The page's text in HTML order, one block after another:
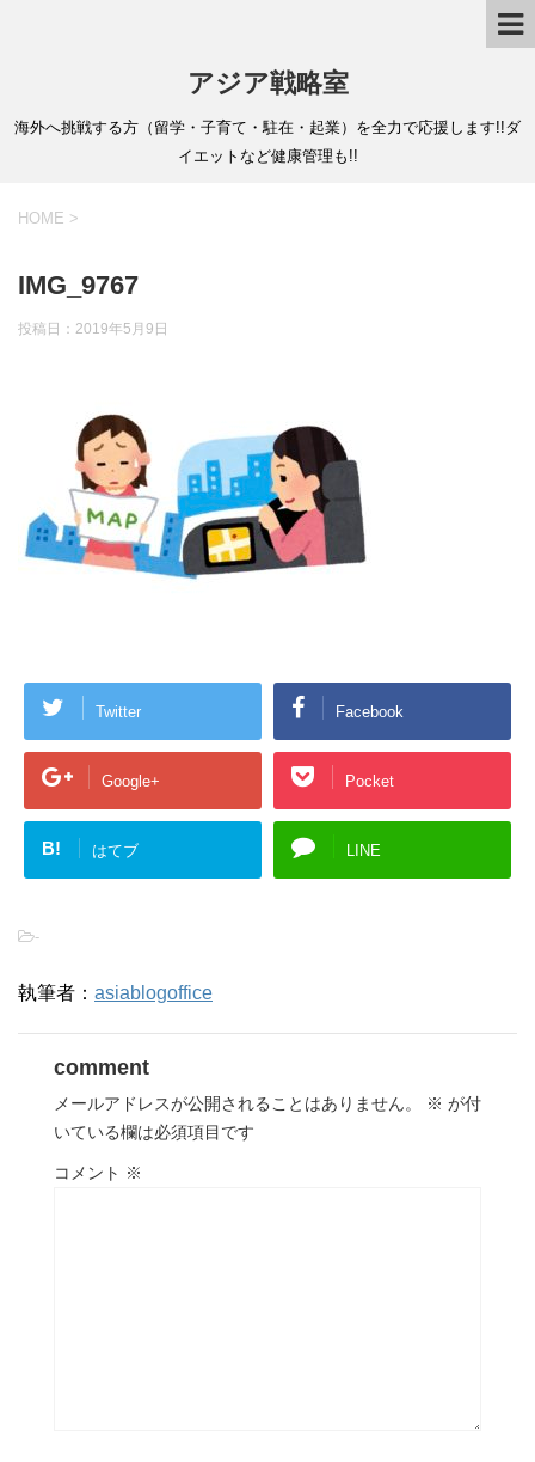
アジア戦略室
海外へ挑戦する方（留学・子育て・駐在・起業）を全力で応援します!!ダ
イエットなど健康管理も!!
HOME >
IMG_9767
投稿日： 2019年5月9日
Twitter Facebook
Google+ Pocket
B! はてブ LINE
-
執筆者： asiablogoffice
comment
メールアドレスが公開されることはありません。 ※ が付
いている欄は必須項目です
コメント ※